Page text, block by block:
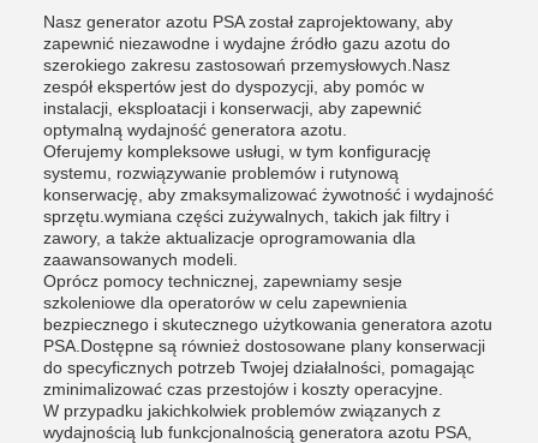
Nasz generator azotu PSA został zaprojektowany, aby
zapewnić niezawodne i wydajne źródło gazu azotu do
szerokiego zakresu zastosowań przemysłowych.Nasz
zespół ekspertów jest do dyspozycji, aby pomóc w
instalacji, eksploatacji i konserwacji, aby zapewnić
optymalną wydajność generatora azotu.
Oferujemy kompleksowe usługi, w tym konfigurację
systemu, rozwiązywanie problemów i rutynową
konserwację, aby zmaksymalizować żywotność i wydajność
sprzętu.wymiana części zużywalnych, takich jak filtry i
zawory, a także aktualizacje oprogramowania dla
zaawansowanych modeli.
Oprócz pomocy technicznej, zapewniamy sesje
szkoleniowe dla operatorów w celu zapewnienia
bezpiecznego i skutecznego użytkowania generatora azotu
PSA.Dostępne są również dostosowane plany konserwacji
do specyficznych potrzeb Twojej działalności, pomagając
zminimalizować czas przestojów i koszty operacyjne.
W przypadku jakichkolwiek problemów związanych z
wydajnością lub funkcjonalnością generatora azotu PSA,